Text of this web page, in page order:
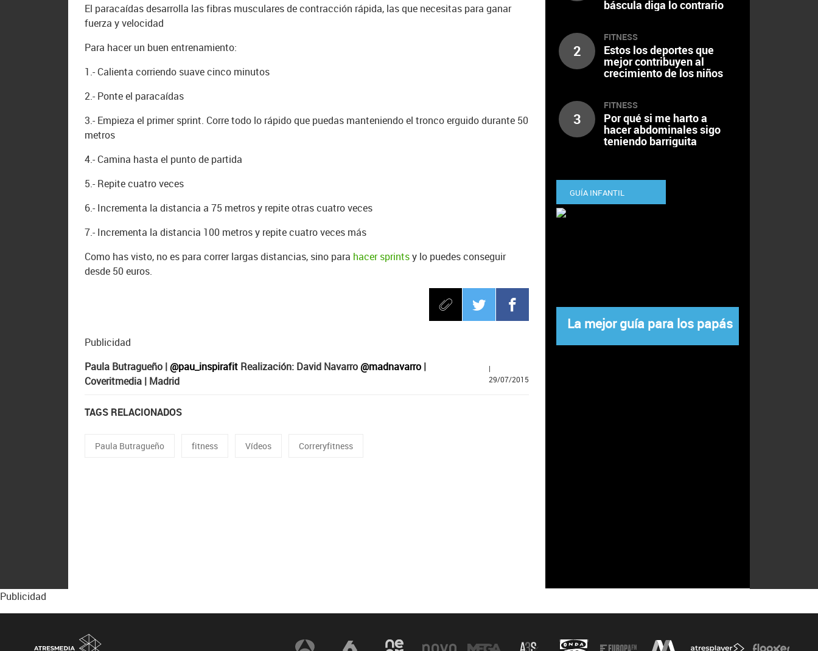
El paracaídas desarrolla las fibras musculares de contracción rápida, las que necesitas para ganar
fuerza y velocidad
Para hacer un buen entrenamiento:
1.- Calienta corriendo suave cinco minutos
2.- Ponte el paracaídas
3.- Empieza el primer sprint. Corre todo lo rápido que puedas manteniendo el tronco erguido durante 50
metros
4.- Camina hasta el punto de partida
5.- Repite cuatro veces
6.- Incrementa la distancia a 75 metros y repite otras cuatro veces
7.- Incrementa la distancia 100 metros y repite cuatro veces más
Como has visto, no es para correr largas distancias, sino para hacer sprintsy lo puedes conseguir
desde 50 euros.
Publicidad
Paula Butragueño |@pau_inspirafit Realización: David Navarro@madnavarro |
Coveritmedia | Madrid
|
29/07/2015
TAGS RELACIONADOS
Paula Butragueño fitness Vídeos Correryfitness
báscula diga lo contrario
2
FITNESS
Estos los deportes que
mejor contribuyen al
crecimiento de los niños
3
FITNESS
Por qué si me harto a
hacer abdominales sigo
teniendo barriguita
GUÍA INFANTIL
La mejor guía para los papás
Publicidad